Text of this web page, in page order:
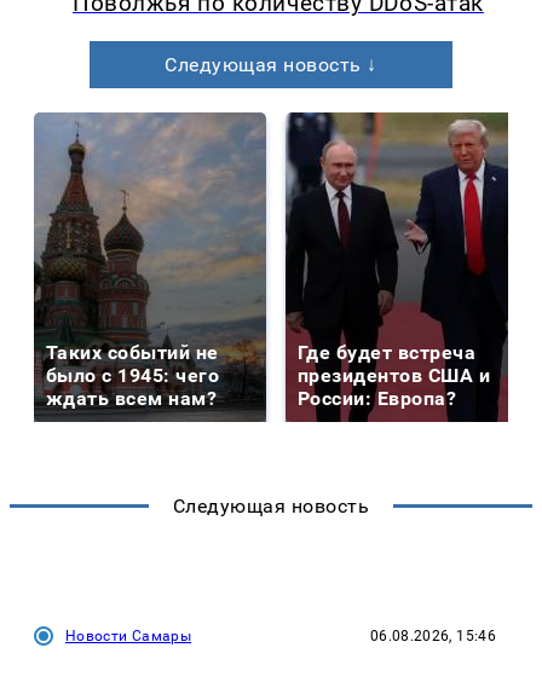
Следующая новость ↓
Таких событий не
было с 1945: чего
ждать всем нам?
Где будет встреча
президентов США и
России: Европа?
Следующая новость
Новости Самары 06.08.2026, 15:46